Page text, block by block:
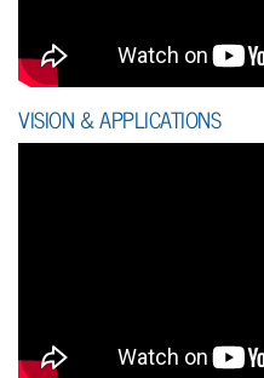
VISION & APPLICATIONS